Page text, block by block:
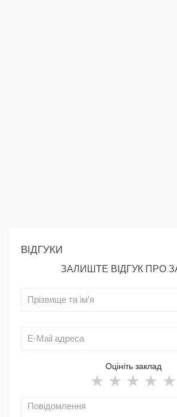
ВІДГУКИ
ЗАЛИШТЕ ВІДГУК ПРО
Оцініть заклад